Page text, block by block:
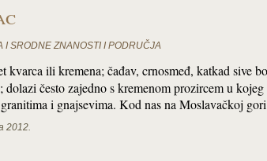
I SRODNE ZNANOSTI I PODRUČJA
kvarca ili kremena; čađav, crnosmeđ, katkad sive
često zajedno s kremenom prozircem u
i gnajsevima. Kod nas na Moslavačkoj
2012.